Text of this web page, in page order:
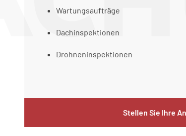
Wartungsaufträge
Dachinspektionen
Drohneninspektionen
Stellen Sie Ihre